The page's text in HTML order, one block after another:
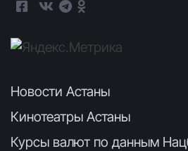
Новости Астаны
Кинотеатры Астаны
Курсы валют по данным